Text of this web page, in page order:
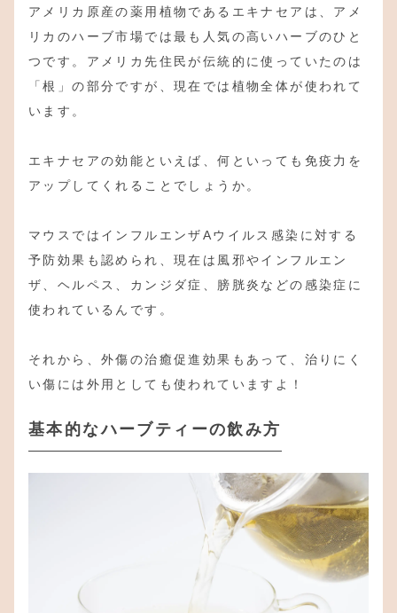
アメリカ原産の薬用植物であるエキナセアは、アメ
リカのハーブ市場では最も人気の高いハーブのひと
つです。アメリカ先住民が伝統的に使っていたのは
「根」の部分ですが、現在では植物全体が使われて
います。
エキナセアの効能といえば、何といっても免疫力を
アップしてくれることでしょうか。
マウスではインフルエンザAウイルス感染に対する
予防効果も認められ、現在は風邪やインフルエン
ザ、ヘルペス、カンジダ症、膀胱炎などの感染症に
使われているんです。
それから、外傷の治癒促進効果もあって、治りにく
い傷には外用としても使われていますよ！
基本的なハーブティーの飲み方